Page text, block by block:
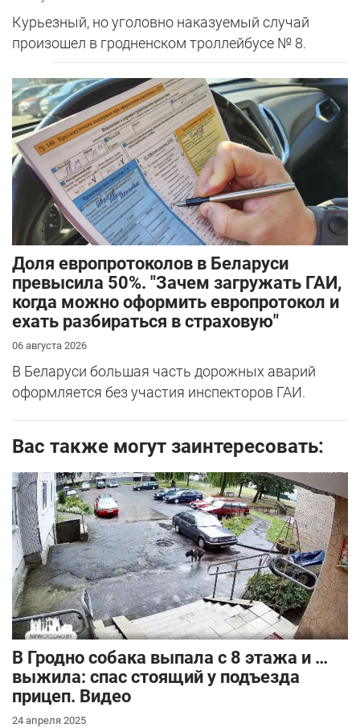
Курьезный, но уголовно наказуемый случай
произошел в гродненском троллейбусе № 8.
Доля европротоколов в Беларуси
превысила 50%. "Зачем загружать ГАИ,
когда можно оформить европротокол и
ехать разбираться в страховую"
06 августа 2026
В Беларуси большая часть дорожных аварий
оформляется без участия инспекторов ГАИ.
Вас также могут заинтересовать:
В Гродно собака выпала с 8 этажа и …
выжила: спас стоящий у подъезда
прицеп. Видео
24 апреля 2025